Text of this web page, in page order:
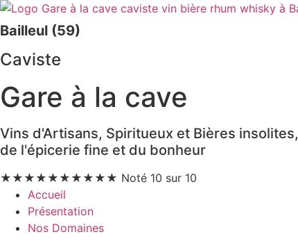
Bailleul (59)
Caviste
Gare à la cave
Vins d'Artisans, Spiritueux et Bières insolites,
de l'épicerie fine et du bonheur
★ ★ ★ ★ ★ ★ ★ ★ ★ ★ Noté 10 sur 10
Accueil
Présentation
Nos Domaines